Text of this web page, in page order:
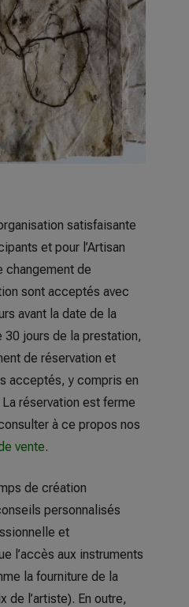
satisfaisante
et pour l’Artisan
changement de
sont acceptés avec
avant la date de la
30 jours de la prestation,
de réservation et
acceptés, y compris en
réservation est ferme
à ce propos nos
vente.
de création
personnalisés
et
l’accès aux instruments
la fourniture de la
de l’artiste). En outre,